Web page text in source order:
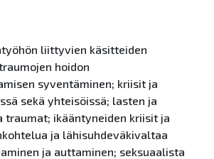
liittyvien käsitteiden
hoidon
syventäminen; kriisit ja
sekä yhteisöissä; lasten ja
traumat; ikääntyneiden kriisit ja
ja lähisuhdeväkivaltaa
ja auttaminen; seksuaalista